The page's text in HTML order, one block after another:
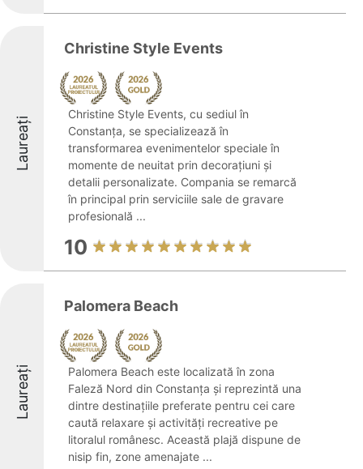
Laureați
Christine Style Events
Christine Style Events, cu sediul în
Constanța, se specializează în
transformarea evenimentelor speciale în
momente de neuitat prin decorațiuni și
detalii personalizate. Compania se remarcă
în principal prin serviciile sale de gravare
profesională ...
10
Laureați
Palomera Beach
Palomera Beach este localizată în zona
Faleză Nord din Constanța și reprezintă una
dintre destinațiile preferate pentru cei care
caută relaxare și activități recreative pe
litoralul românesc. Această plajă dispune de
nisip fin, zone amenajate ...